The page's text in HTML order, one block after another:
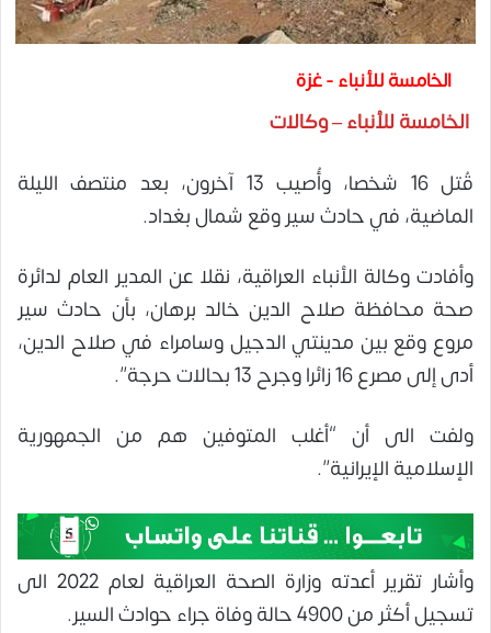
الخامسة للأنباء - غزة
الخامسة للأنباء – وكالات
قُتل 16 شخصا، وأُصيب 13 آخرون، بعد منتصف الليلة
الماضية، في حادث سير وقع شمال بغداد.
وأفادت وكالة الأنباء العراقية، نقلا عن المدير العام لدائرة
صحة محافظة صلاح الدين خالد برهان، بأن حادث سير
مروع وقع بين مدينتي الدجيل وسامراء في صلاح الدين،
أدى إلى مصرع 16 زائرا وجرح 13 بحالات حرجة”.
ولفت الى أن “أغلب المتوفين هم من الجمهورية
الإسلامية الإيرانية”.
وأشار تقرير أعدته وزارة الصحة العراقية لعام 2022 الى
تسجيل أكثر من 4900 حالة وفاة جراء حوادث السير.